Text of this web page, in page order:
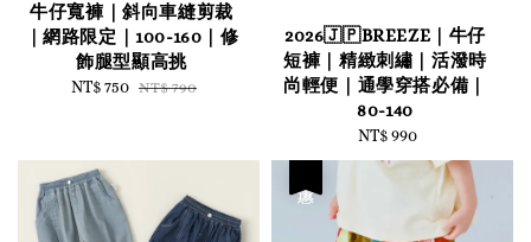
牛仔寬褲｜斜向車縫剪裁
｜網路限定｜100-160｜修
飾腿型顯高挑
Sale
NT$ 750 Regular
NT$ 790
2026🇯🇵BREEZE｜牛仔
短褲｜精緻刺繡｜活潑時
尚輕便｜通學穿搭必備｜
80-140
Regular
price
NT$ 990